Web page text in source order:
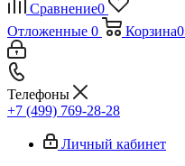
Сравнение0
Отложенные 0 Корзина0
Телефоны
+7 (499) 769-28-28
Личный кабинет